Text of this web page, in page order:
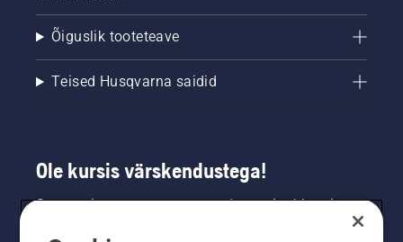
Õiguslik tooteteave
Teised Husqvarna saidid
Ole kursis värskendustega!
Saa uusimat teavet uute toodete, eripakkumiste